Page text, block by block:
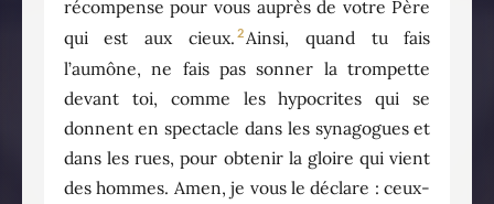
récompense pour vous auprès de votre Père
qui est aux cieux. 2Ainsi, quand tu fais
l’aumône, ne fais pas sonner la trompette
devant toi, comme les hypocrites qui se
donnent en spectacle dans les synagogues et
dans les rues, pour obtenir la gloire qui vient
des hommes. Amen, je vous le déclare : ceux-